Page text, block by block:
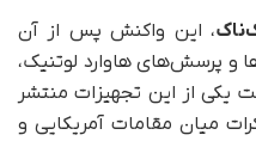
، این واکنش پس از آن
و پرسش‌های هاوارد لوتنیک،
یکی از این تجهیزات منتشر
میان مقامات آمریکایی و